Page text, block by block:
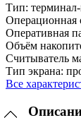
Тип:
Операционная
Оперативная
Объём
Считыватель
Тип экрана:
Все